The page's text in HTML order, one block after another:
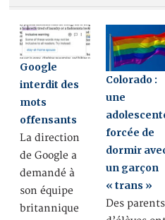
Google
interdit des
mots
offensants
La direction
de Google a
demandé à
son équipe
britannique
Colorado :
une
forcée de
dormir
un garçon
« trans »
Des parents